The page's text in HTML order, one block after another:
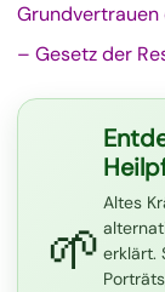
– Gesetz der
🌱
Altes
erklärt.